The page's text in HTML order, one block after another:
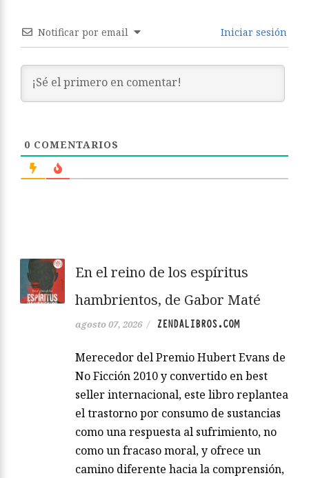
Notificar por email Iniciar sesión
0 COMENTARIOS
En el reino de los espíritus
hambrientos, de Gabor Maté
agosto 07, 2026 / ZENDALIBROS.COM
Merecedor del Premio Hubert Evans de
No Ficción 2010 y convertido en best
seller internacional, este libro replantea
el trastorno por consumo de sustancias
como una respuesta al sufrimiento, no
como un fracaso moral, y ofrece un
camino diferente hacia la comprensión,